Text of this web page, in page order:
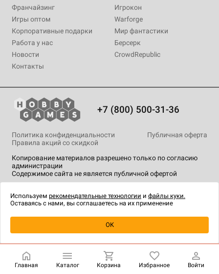
Франчайзинг
Игры оптом
Корпоративные подарки
Работа у нас
Новости
Контакты
Игрокон
Warforge
Мир фантастики
Берсерк
CrowdRepublic
+7 (800) 500-31-36
Копирование материалов разрешено только по согласию
администрации
Содержимое сайта не является публичной офертой
Политика конфиденциальности
Публичная оферта
Правила акций со скидкой
технологии .
Главная Каталог Корзина Избранное Войти
Используем рекомендательные технологии и файлы куки.
Оставаясь с нами, вы соглашаетесь на их применение
OK